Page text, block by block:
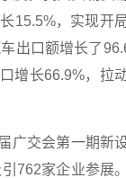
15.5%，实现开
出口额增长了
增长66.9%，拉
广交会第一期新
762家企业参展。